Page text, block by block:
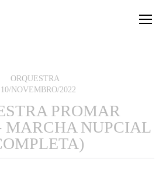
ORQUESTRA
10/NOVEMBRO/2022
PROMAR
MARCHA NUPCIAL